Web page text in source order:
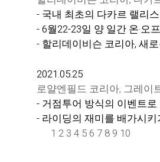
- 국내 최초의 다카르 랠리
- 6월22-23일 양 일간 온·오
- 할리데이비슨 코리아, 새
2021.05.25
로얄엔필드 코리아, 그레이
- 거점투어 방식의 이벤트
- 라이딩의 재미를 배가시
1 2 3 4 5 6 7 8 9 10